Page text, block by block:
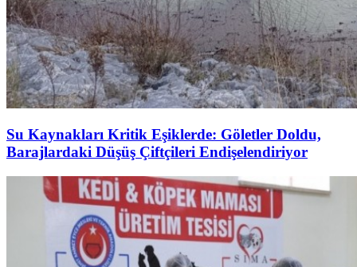
Su Kaynakları Kritik Eşiklerde: Göletler Doldu,
Barajlardaki Düşüş Çiftçileri Endişelendiriyor